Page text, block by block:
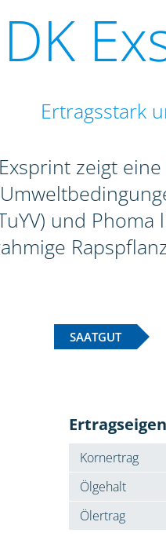
DK
Ertragsstark
zeigt
und
SAATGUT
Kornertrag
Ölgehalt
Ölertrag